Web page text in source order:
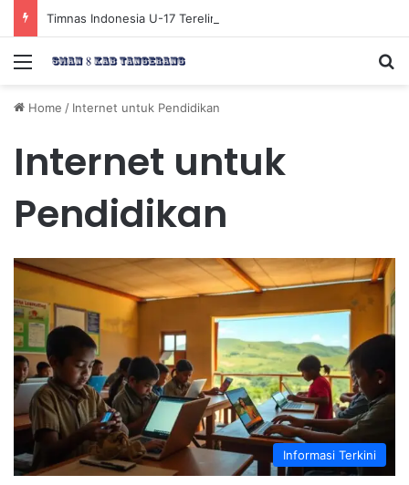
Menu
Home / Internet untuk Pendidikan
Internet untuk
Pendidikan
Informasi Terkini